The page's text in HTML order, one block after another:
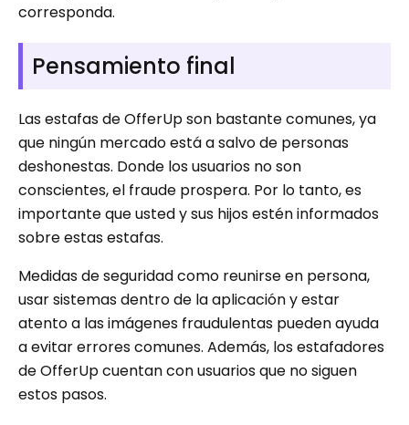
corresponda.
Pensamiento final
Las estafas de OfferUp son bastante comunes, ya
que ningún mercado está a salvo de personas
deshonestas. Donde los usuarios no son
conscientes, el fraude prospera. Por lo tanto, es
importante que usted y sus hijos estén informados
sobre estas estafas.
Medidas de seguridad como reunirse en persona,
usar sistemas dentro de la aplicación y estar
atento a las imágenes fraudulentas pueden ayuda
a evitar errores comunes. Además, los estafadores
de OfferUp cuentan con usuarios que no siguen
estos pasos.